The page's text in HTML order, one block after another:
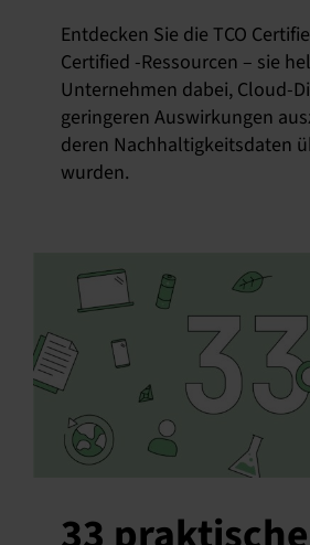
Entdecken Sie die TCO
Certified -Ressourcen – sie
Unternehmen dabei, Cloud-
geringeren Auswirkungen
deren Nachhaltigkeitsdaten
wurden.